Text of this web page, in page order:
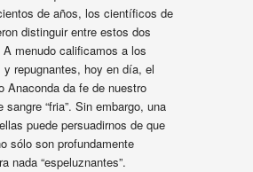
de años, los científicos de
distinguir entre estos dos
menudo calificamos a los
repugnantes, hoy en día, el
Anaconda da fe de nuestro
“fria”. Sin embargo, una
puede persuadirnos de que
sólo son profundamente
nada “espeluznantes”.